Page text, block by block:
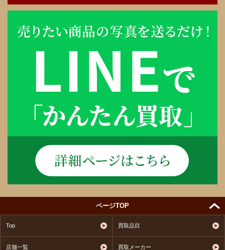
ページTOP
Top 買取品目
店舗一覧 買取メーカー